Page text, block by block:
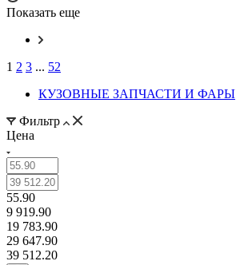
Показать еще
1 2 3 ... 52
КУЗОВНЫЕ ЗАПЧАСТИ И ФАРЫ
Фильтр
Цена
55.90
9 919.90
19 783.90
29 647.90
39 512.20